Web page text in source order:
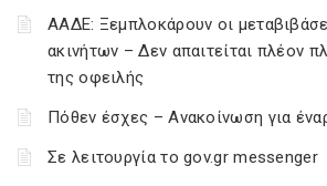
ΑΑΔΕ: Ξεμπλοκάρουν οι
ακινήτων – Δεν απαιτείται πλέον
της οφειλής
Πόθεν έσχες – Ανακοίνωση για
Σε λειτουργία το gov.gr messenger